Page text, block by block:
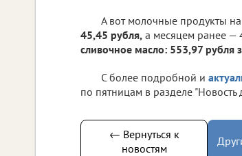
А вот молочные продукты
45,45 рубля, а месяцем ранее —
сливочное масло: 553,97 рубля
С более подробной и
по пятницам в разделе "Новость
← Вернуться к
новостям